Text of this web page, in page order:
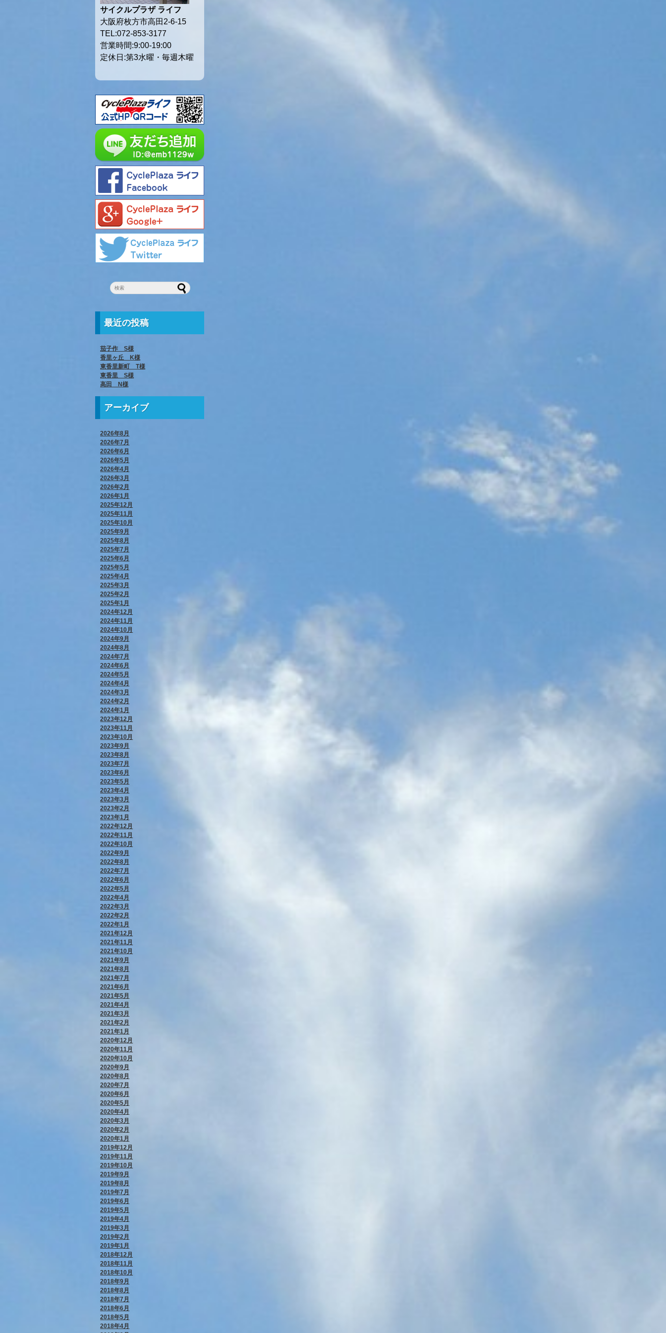
サイクルプラザ ライフ
大阪府枚方市高田2-6-15
TEL:072-853-3177
営業時間:9:00-19:00
定休日:第3水曜・毎週木曜
最近の投稿
茄子作 S様
香里ヶ丘 K様
東香里新町 T様
東香里 S様
高田 N様
アーカイブ
2026年8月
2026年7月
2026年6月
2026年5月
2026年4月
2026年3月
2026年2月
2026年1月
2025年12月
2025年11月
2025年10月
2025年9月
2025年8月
2025年7月
2025年6月
2025年5月
2025年4月
2025年3月
2025年2月
2025年1月
2024年12月
2024年11月
2024年10月
2024年9月
2024年8月
2024年7月
2024年6月
2024年5月
2024年4月
2024年3月
2024年2月
2024年1月
2023年12月
2023年11月
2023年10月
2023年9月
2023年8月
2023年7月
2023年6月
2023年5月
2023年4月
2023年3月
2023年2月
2023年1月
2022年12月
2022年11月
2022年10月
2022年9月
2022年8月
2022年7月
2022年6月
2022年5月
2022年4月
2022年3月
2022年2月
2022年1月
2021年12月
2021年11月
2021年10月
2021年9月
2021年8月
2021年7月
2021年6月
2021年5月
2021年4月
2021年3月
2021年2月
2021年1月
2020年12月
2020年11月
2020年10月
2020年9月
2020年8月
2020年7月
2020年6月
2020年5月
2020年4月
2020年3月
2020年2月
2020年1月
2019年12月
2019年11月
2019年10月
2019年9月
2019年8月
2019年7月
2019年6月
2019年5月
2019年4月
2019年3月
2019年2月
2019年1月
2018年12月
2018年11月
2018年10月
2018年9月
2018年8月
2018年7月
2018年6月
2018年5月
2018年4月